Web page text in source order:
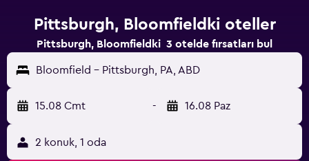
Pittsburgh, Bloomfieldki oteller
Pittsburgh, Bloomfieldki 3 otelde fırsatları bul
Bloomfield - Pittsburgh, PA, ABD
15.08 Cmt - 16.08 Paz
2 konuk, 1 oda